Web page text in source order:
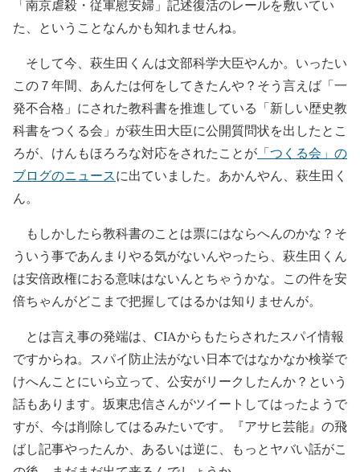
「南京虐殺・従軍慰安婦」記述復活のレールを敷いてい
た、ということなんかも知れませんね。
そして今、萩生田くんは文部科学大臣やんか。いったい
この７年間、あんたは何をしてきたんや？そう言えば「一
発不合格」にされた教科書を推進している「新しい歴史教
科書をつくる会」が萩生田大臣に公開質問状を出したとこ
ろが、けんもほろろな対応をされたことが 「つくる会」の
ブログのニュースに出ていました。あかんやん、萩生田く
ん。
もしかしたら教科書のことは票にはならへんのかな？そ
ういう事であんまりやる気がないんやったら、萩生田くん
は安倍政権におる意味はないんとちゃうかな。この件を安
倍ちゃんがどこまで把握してはるかは知りませんが。
とは言え事の発端は、CIAからもたらされたスパイ情報
ですからね。スパイ防止法がない日本ではなかなか検挙で
けへんことにいら立って、公安がリークしたんか？という
話もあります。坂東忠信さんがツイートしてはったようで
すが、今は削除してはるみたいです。『アサヒ芸能』の飛
ばし記事やったんか、あるいは逆に、もっとヤバい話がこ